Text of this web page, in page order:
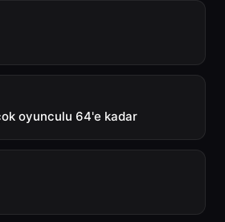
oyunculu 64'e kadar